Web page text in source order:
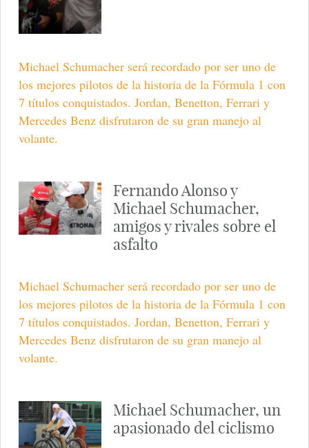
Michael Schumacher será recordado por ser uno de
los mejores pilotos de la historia de la Fórmula 1 con
7 títulos conquistados. Jordan, Benetton, Ferrari y
Mercedes Benz disfrutaron de su gran manejo al
volante.
Fernando Alonso y
Michael Schumacher,
amigos y rivales sobre el
asfalto
Michael Schumacher será recordado por ser uno de
los mejores pilotos de la historia de la Fórmula 1 con
7 títulos conquistados. Jordan, Benetton, Ferrari y
Mercedes Benz disfrutaron de su gran manejo al
volante.
Michael Schumacher, un
apasionado del ciclismo